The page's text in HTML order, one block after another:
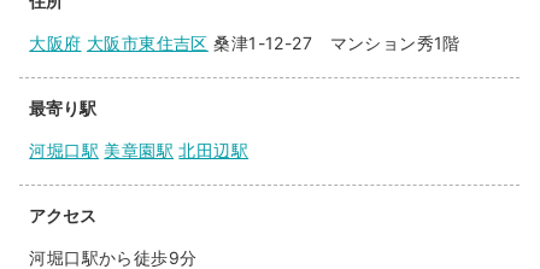
大阪府 大阪市東住吉区 桑津1-12-27 マンション秀1階
最寄り駅
河堀口駅 美章園駅 北田辺駅
アクセス
河堀口駅から徒歩9分